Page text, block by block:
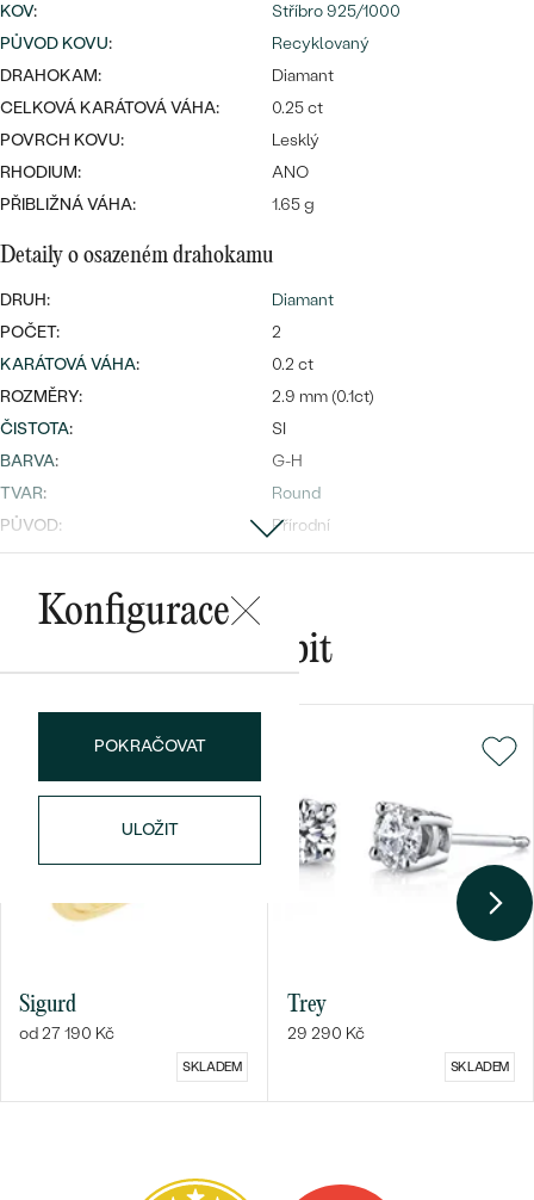
Bestsellery
KOV:
Stříbro 925/1000
PŮVOD KOVU:
Recyklovaný
DRAHOKAM:
Diamant
CELKOVÁ KARÁTOVÁ VÁHA:
0.25 ct
POVRCH KOVU:
Lesklý
RHODIUM:
ANO
PŘIBLIŽNÁ VÁHA:
1.65 g
Detaily o osazeném drahokamu
DRUH:
Diamant
POČET:
2
KARÁTOVÁ VÁHA:
0.2 ct
ROZMĚRY:
2.9 mm (0.1ct)
ČISTOTA:
SI
BARVA:
G-H
TVAR:
Round
PŮVOD:
Přírodní
DRUH:
ROZMĚRY:
ČISTOTA:
G-H
Přírodní
Konfigurace
POKRAČOVAT
ULOŽIT
Mohlo by se vám líbit
Sigurd
od 27 190 Kč
SKLADEM
Trey
29 290 Kč
SKLADEM